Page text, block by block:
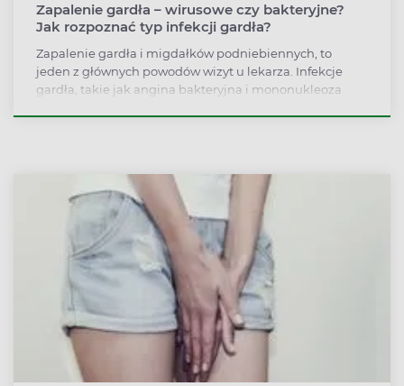
Zapalenie gardła – wirusowe czy bakteryjne?
Jak rozpoznać typ infekcji gardła?
Zapalenie gardła i migdałków podniebiennych, to
jeden z głównych powodów wizyt u lekarza. Infekcje
gardła, takie jak angina bakteryjna i mononukleoza